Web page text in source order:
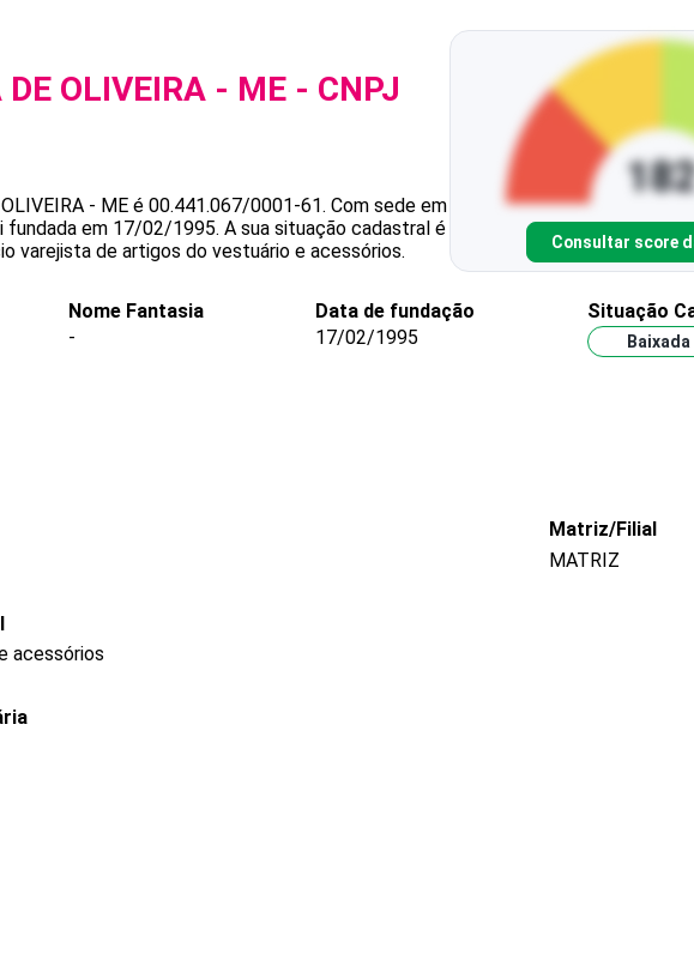
DE OLIVEIRA - ME - CNPJ
- ME é 00.441.067/0001-61. Com sede em
fundada em 17/02/1995. A sua situação cadastral é
varejista de artigos do vestuário e acessórios. Consultar score
Nome Fantasia
-
Data de fundação
17/02/1995
Situação
Baixada
Matriz/Filial
MATRIZ
acessórios